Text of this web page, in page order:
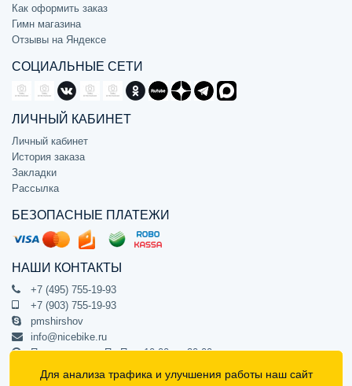
Как оформить заказ
Гимн магазина
Отзывы на Яндексе
СОЦИАЛЬНЫЕ СЕТИ
ЛИЧНЫЙ КАБИНЕТ
Личный кабинет
История заказа
Закладки
Рассылка
БЕЗОПАСНЫЕ ПЛАТЕЖИ
НАШИ КОНТАКТЫ
+7 (495) 755-19-93
+7 (903) 755-19-93
pmshirshov
info@nicebike.ru
Прием звонков Пн-Пт с 10:00 до 20:00
ПВЗ Пн-Пт с 10:00 до 20:00
Для анализа трафика и улучшения работы наш сайт